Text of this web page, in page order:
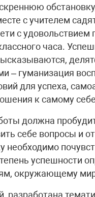
с учителем
с
часа.
– гуманизация
для успеха,
к самому
должна
себе вопросы и
необходимо
успешности
окружающему
разработана